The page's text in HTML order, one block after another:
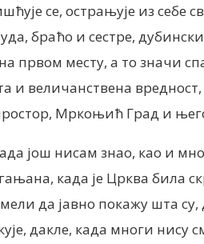
се, острањује из себе
браћо и сестре,
првом месту, а то значи
и величанствена
Мркоњић Град и
још нисам знао, као и
када је Црква била
да јавно покажу шта
дакле, када многи нису